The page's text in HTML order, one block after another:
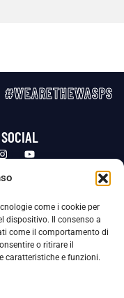
come i cookie per
dispositivo. Il consenso a
come il comportamento di
o ritirare il
caratteristiche e funzioni.
#WEARETHEWASPS
figura specializzata che vigila sulle modalità
dati personali.
a